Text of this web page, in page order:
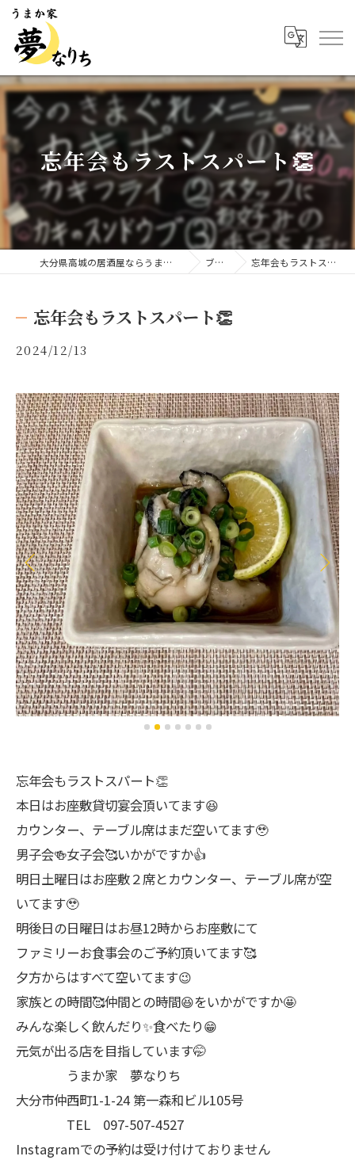
忘年会もラストスパート👏
大分県高城の居酒屋ならうまか家 夢なりち ブログ 忘年会もラストスパート👏
忘年会もラストスパート👏
2024/12/13
忘年会もラストスパート👏
本日はお座敷貸切宴会頂いてます😆
カウンター、テーブル席はまだ空いてます🥹
男子会🍻女子会🥰いかがですか👍
明日土曜日はお座敷２席とカウンター、テーブル席が空
いてます🥹
明後日の日曜日はお昼12時からお座敷にて
ファミリーお食事会のご予約頂いてます🥰
夕方からはすべて空いてます😉
家族との時間🥰仲間との時間😆をいかがですか🤩
みんな楽しく飲んだり✨食べたり😁
元気が出る店を目指しています🤭
うまか家 夢なりち
大分市仲西町1-1-24 第一森和ビル105号
TEL 097-507-4527
Instagramでの予約は受け付けておりません